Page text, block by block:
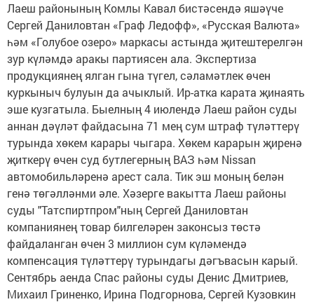
Лаеш районының Комлы Кавал бистәсендә яшәүче
Сергей Даниловтан «Граф Ледофф», «Русская Валюта»
һәм «Голубое озеро» маркасы астында җитештерелгән
зур күләмдә аракы партиясен ала. Экспертиза
продукциянең ялган гына түгел, сәламәтлек өчен
куркыныч булуын да ачыклый. Ир-атка карата җинаять
эше кузгатыла. Быелның 4 июлендә Лаеш район суды
аннан дәүләт файдасына 71 мең сум штраф түләттерү
турында хөкем карары чыгара. Хөкем карарын җиренә
җиткерү өчен суд бутлегерның ВАЗ һәм Nissan
автомобильләренә арест сала. Тик эш моның белән
генә төгәлләнми әле. Хәзерге вакытта Лаеш районы
суды "Татспиртпром"ның Сергей Даниловтан
компаниянең товар билгеләрен законсыз төстә
файдаланган өчен 3 миллион сум күләмендә
компенсация түләттерү турындагы дәгъвасын карый.
Сентябрь аенда Спас районы суды Денис Дмитриев,
Михаил Гриненко, Ирина Подгорнова, Сергей Кузовкин